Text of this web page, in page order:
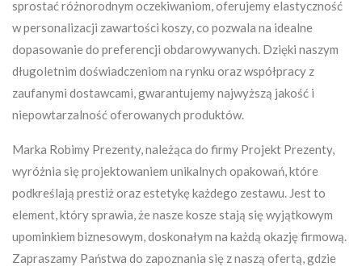
sprostać różnorodnym oczekiwaniom, oferujemy elastyczność
w personalizacji zawartości koszy, co pozwala na idealne
dopasowanie do preferencji obdarowywanych. Dzięki naszym
długoletnim doświadczeniom na rynku oraz współpracy z
zaufanymi dostawcami, gwarantujemy najwyższą jakość i
niepowtarzalność oferowanych produktów.
Marka Robimy Prezenty, należąca do firmy Projekt Prezenty,
wyróżnia się projektowaniem unikalnych opakowań, które
podkreślają prestiż oraz estetykę każdego zestawu. Jest to
element, który sprawia, że nasze kosze stają się wyjątkowym
upominkiem biznesowym, doskonałym na każdą okazję firmową.
Zapraszamy Państwa do zapoznania się z naszą ofertą, gdzie